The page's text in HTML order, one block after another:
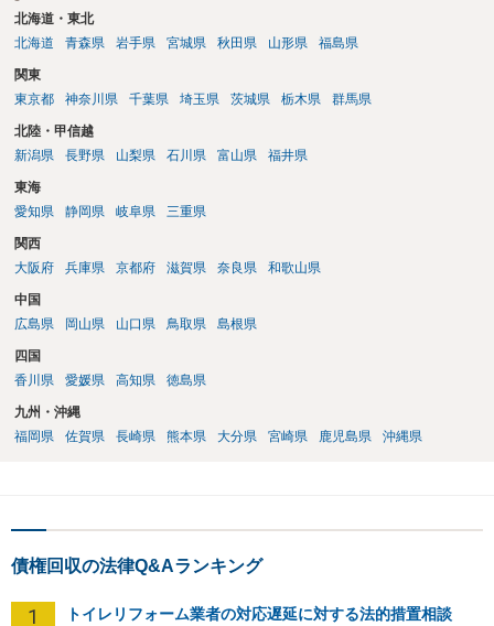
北海道・東北
北海道
青森県 岩手県 宮城県 秋田県 山形県 福島県
関東
東京都
神奈川県 千葉県 埼玉県 茨城県 栃木県 群馬県
北陸・甲信越
新潟県
長野県 山梨県 石川県 富山県 福井県
東海
愛知県
静岡県 岐阜県 三重県
関西
大阪府
兵庫県 京都府 滋賀県 奈良県 和歌山県
中国
広島県
岡山県 山口県 鳥取県 島根県
四国
香川県
愛媛県 高知県 徳島県
九州・沖縄
福岡県
佐賀県 長崎県 熊本県 大分県 宮崎県 鹿児島県 沖縄県
債権回収の法律Q&Aランキング
1 トイレリフォーム業者の対応遅延に対する法的措置相談